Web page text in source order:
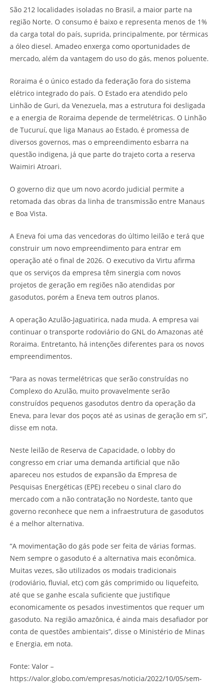
São 212 localidades isoladas no Brasil, a maior parte na
região Norte. O consumo é baixo e representa menos de 1%
da carga total do país, suprida, principalmente, por térmicas
a óleo diesel. Amadeo enxerga como oportunidades de
mercado, além da vantagem do uso do gás, menos poluente.
Roraima é o único estado da federação fora do sistema
elétrico integrado do país. O Estado era atendido pelo
Linhão de Guri, da Venezuela, mas a estrutura foi desligada
e a energia de Roraima depende de termelétricas. O Linhão
de Tucuruí, que liga Manaus ao Estado, é promessa de
diversos governos, mas o empreendimento esbarra na
questão indigena, já que parte do trajeto corta a reserva
Waimiri Atroari.
O governo diz que um novo acordo judicial permite a
retomada das obras da linha de transmissão entre Manaus
e Boa Vista.
A Eneva foi uma das vencedoras do último leilão e terá que
construir um novo empreendimento para entrar em
operação até o final de 2026. O executivo da Virtu afirma
que os serviços da empresa têm sinergia com novos
projetos de geração em regiões não atendidas por
gasodutos, porém a Eneva tem outros planos.
A operação Azulão-Jaguatirica, nada muda. A empresa vai
continuar o transporte rodoviário do GNL do Amazonas até
Roraima. Entretanto, há intenções diferentes para os novos
empreendimentos.
“Para as novas termelétricas que serão construídas no
Complexo do Azulão, muito provavelmente serão
construídos pequenos gasodutos dentro da operação da
Eneva, para levar dos poços até as usinas de geração em si”,
disse em nota.
Neste leilão de Reserva de Capacidade, o lobby do
congresso em criar uma demanda artificial que não
apareceu nos estudos de expansão da Empresa de
Pesquisas Energéticas (EPE) recebeu o sinal claro do
mercado com a não contratação no Nordeste, tanto que
governo reconhece que nem a infraestrutura de gasodutos
é a melhor alternativa.
“A movimentação do gás pode ser feita de várias formas.
Nem sempre o gasoduto é a alternativa mais econômica.
Muitas vezes, são utilizados os modais tradicionais
(rodoviário, fluvial, etc) com gás comprimido ou liquefeito,
até que se ganhe escala suficiente que justifique
economicamente os pesados investimentos que requer um
gasoduto. Na região amazônica, é ainda mais desafiador por
conta de questões ambientais”, disse o Ministério de Minas
e Energia, em nota.
Fonte: Valor –
https://valor.globo.com/empresas/noticia/2022/10/05/sem-